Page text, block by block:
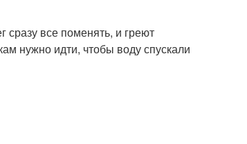
сразу все поменять, и греют
нужно идти, чтобы воду спускали